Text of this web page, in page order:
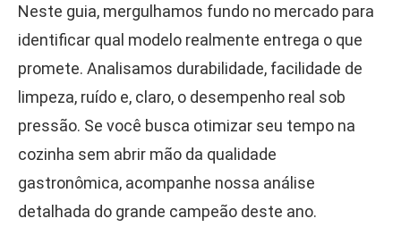
Neste guia, mergulhamos fundo no mercado para
identificar qual modelo realmente entrega o que
promete. Analisamos durabilidade, facilidade de
limpeza, ruído e, claro, o desempenho real sob
pressão. Se você busca otimizar seu tempo na
cozinha sem abrir mão da qualidade
gastronômica, acompanhe nossa análise
detalhada do grande campeão deste ano.